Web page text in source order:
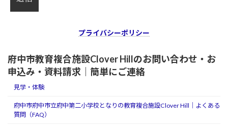
プライバシーポリシー
府中市教育複合施設Clover Hillのお問い合わせ・お
申込み・資料請求｜簡単にご連絡
見学・体験
府中市府中市立府中第二小学校となりの教育複合施設Clover Hill｜よくある
質問（FAQ）